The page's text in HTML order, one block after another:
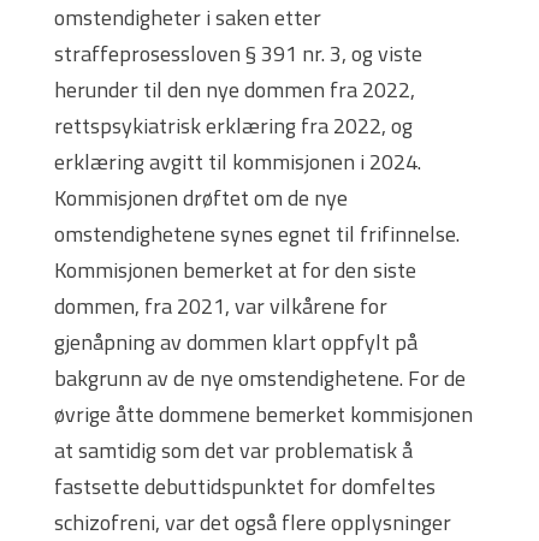
omstendigheter i saken etter
straffeprosessloven § 391 nr. 3, og viste
herunder til den nye dommen fra 2022,
rettspsykiatrisk erklæring fra 2022, og
erklæring avgitt til kommisjonen i 2024.
Kommisjonen drøftet om de nye
omstendighetene synes egnet til frifinnelse.
Kommisjonen bemerket at for den siste
dommen, fra 2021, var vilkårene for
gjenåpning av dommen klart oppfylt på
bakgrunn av de nye omstendighetene. For de
øvrige åtte dommene bemerket kommisjonen
at samtidig som det var problematisk å
fastsette debuttidspunktet for domfeltes
schizofreni, var det også flere opplysninger